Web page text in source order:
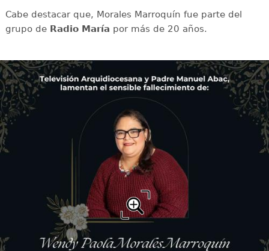
Cabe destacar que, Morales Marroquín fue parte del
grupo de Radio María por más de 20 años.